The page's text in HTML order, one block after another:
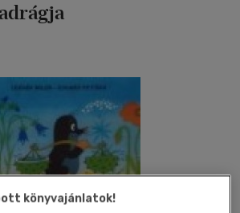
könyvajánlatok!